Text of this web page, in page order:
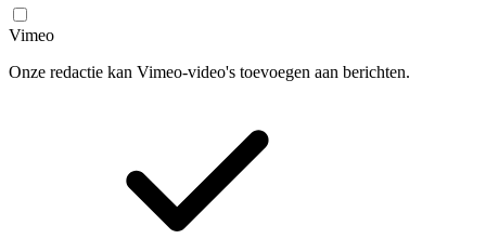
Vimeo
Onze redactie kan Vimeo-video's toevoegen aan berichten.